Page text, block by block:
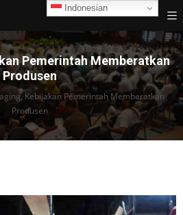
Pemerintah Memberatkan
Produsen
Kebijakan Pemerintah Memberatkan
Produsen
Indonesian